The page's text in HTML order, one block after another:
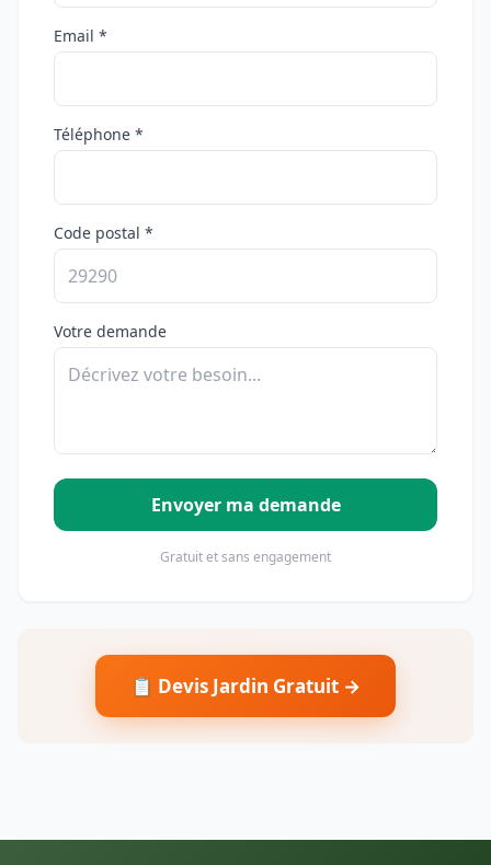
Email *
Téléphone *
Code postal *
Votre demande
Envoyer ma demande
Gratuit et sans engagement
📋 Devis Jardin Gratuit →